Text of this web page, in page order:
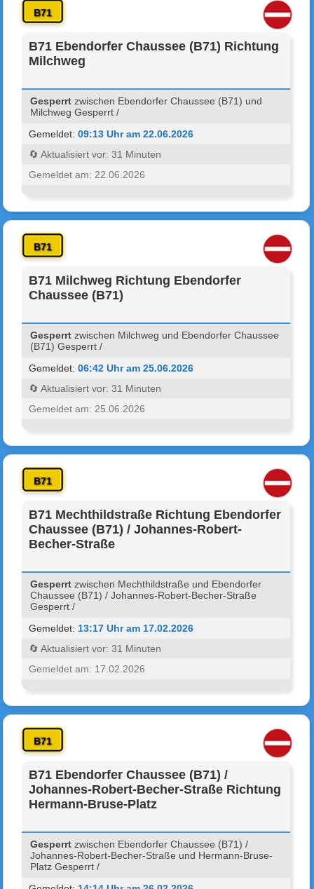
B71
B71 Ebendorfer Chaussee (B71) Richtung
Milchweg
Gesperrt zwischen Ebendorfer Chaussee (B71) und
Milchweg Gesperrt /
Gemeldet:09:13 Uhr am 22.06.2026
🔄 Aktualisiert vor: 31 Minuten
Gemeldet am: 22.06.2026
B71
B71 Milchweg Richtung Ebendorfer
Chaussee (B71)
Gesperrt zwischen Milchweg und Ebendorfer Chaussee
(B71) Gesperrt /
Gemeldet:06:42 Uhr am 25.06.2026
🔄 Aktualisiert vor: 31 Minuten
Gemeldet am: 25.06.2026
B71
B71 Mechthildstraße Richtung Ebendorfer
Chaussee (B71) / Johannes-Robert-
Becher-Straße
Gesperrt zwischen Mechthildstraße und Ebendorfer
Chaussee (B71) / Johannes-Robert-Becher-Straße
Gesperrt /
Gemeldet: 13:17 Uhr am 17.02.2026
🔄 Aktualisiert vor: 31 Minuten
Gemeldet am: 17.02.2026
B71
B71 Ebendorfer Chaussee (B71) /
Johannes-Robert-Becher-Straße Richtung
Hermann-Bruse-Platz
Gesperrt zwischen Ebendorfer Chaussee (B71) /
Johannes-Robert-Becher-Straße und Hermann-Bruse-
Platz Gesperrt /